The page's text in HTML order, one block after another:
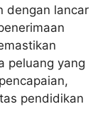
dengan lancar
peluang yang
pendidikan